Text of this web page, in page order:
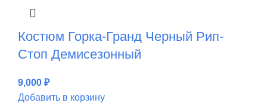
Костюм Горка-Гранд Черный Рип-
Стоп Демисезонный
9,000 ₽
Добавить в корзину